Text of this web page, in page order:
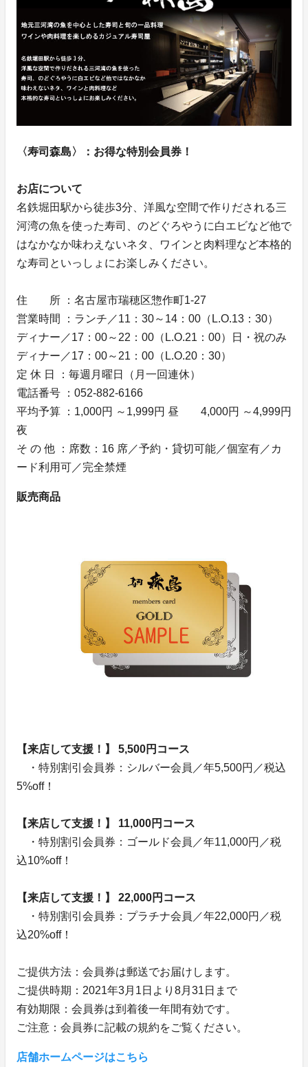
〈寿司森島〉：お得な特別会員券！
お店について
名鉄堀田駅から徒歩3分、洋風な空間で作りだされる三
河湾の魚を使った寿司、のどぐろやうに白エビなど他で
はなかなか味わえないネタ、ワインと肉料理など本格的
な寿司といっしょにお楽しみください。
住 所 ：名古屋市瑞穂区惣作町1-27
営業時間 ：ランチ／11：30～14：00（L.O.13：30）
ディナー／17：00～22：00（L.O.21：00） 日・祝のみ
ディナー／17：00～21：00（L.O.20：30）
定 休 日 ：毎週月曜日（月一回連休）
電話番号 ：052-882-6166
平均予算 ：1,000円 ～1,999円 昼 4,000円 ～4,999円
夜
そ の 他 ：席数：16 席／予約・貸切可能／個室有／カ
ード利用可／完全禁煙
販売商品
【来店して支援！】 5,500円コース
・特別割引会員券：シルバー会員／年5,500円／税込
5%off！
【来店して支援！】 11,000円コース
・特別割引会員券：ゴールド会員／年11,000円／税
込10%off！
【来店して支援！】 22,000円コース
・特別割引会員券：プラチナ会員／年22,000円／税
込20%off！
ご提供方法：会員券は郵送でお届けします。
ご提供時期：2021年3月1日より8月31日まで
有効期限：会員券は到着後一年間有効です。
ご注意：会員券に記載の規約をご覧ください。
店舗ホームページはこちら